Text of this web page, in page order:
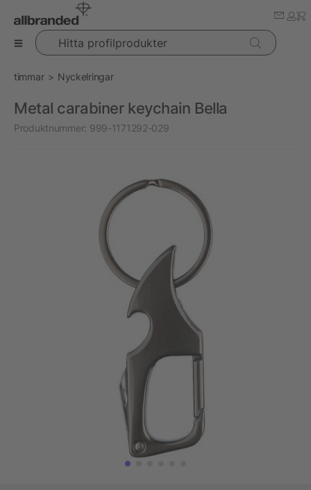
Hitta profilprodukter
timmar Nyckelringar
Metal carabiner keychain Bella
Produktnummer: 999-1171292-029